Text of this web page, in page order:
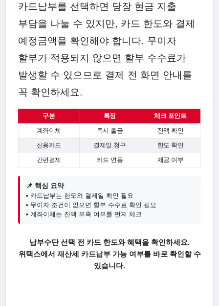
카드납부를 선택하면 당장 현금 지출
부담을 나눌 수 있지만, 카드 한도와 결제
예정금액을 확인해야 합니다. 무이자
할부가 적용되지 않으면 할부 수수료가
발생할 수 있으므로 결제 전 화면 안내를
꼭 확인하세요.
구분 특징 체크 포인트
계좌이체 즉시 출금 잔액 확인
신용카드 결제일 청구 한도 확인
간편결제 카드 연동 제공 여부
📌 핵심 요약
• 카드납부는 한도와 결제일 확인 필요
• 무이자 조건이 없으면 할부 수수료 확인 필요
• 계좌이체는 잔액 부족 여부를 먼저 체크
납부수단 선택 전 카드 한도와 혜택을 확인하세요.
위택스에서 재산세 카드납부 가능 여부를 바로 확인할 수
있습니다.